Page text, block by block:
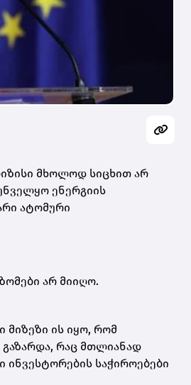
მხოლოდ სიცხით არ
ენერგიის
ატომური
არ მიიღო.
მიზეზი ის იყო, რომ
რაც მთლიანად
საჭიროებები